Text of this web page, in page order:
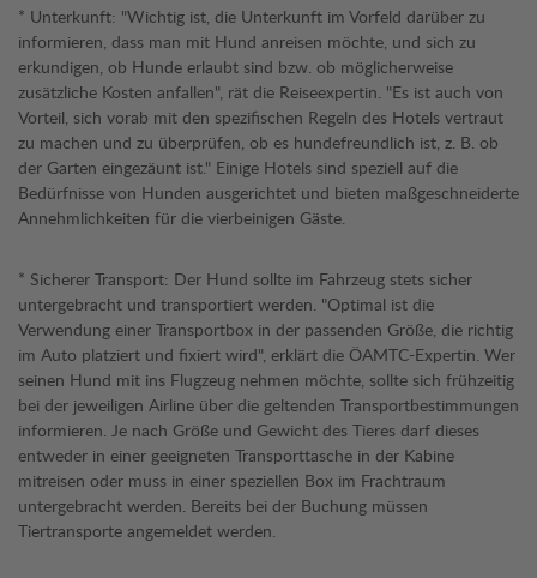
* Unterkunft: "Wichtig ist, die Unterkunft im Vorfeld darüber zu
informieren, dass man mit Hund anreisen möchte, und sich zu
erkundigen, ob Hunde erlaubt sind bzw. ob möglicherweise
zusätzliche Kosten anfallen", rät die Reiseexpertin. "Es ist auch von
Vorteil, sich vorab mit den spezifischen Regeln des Hotels vertraut
zu machen und zu überprüfen, ob es hundefreundlich ist, z. B. ob
der Garten eingezäunt ist." Einige Hotels sind speziell auf die
Bedürfnisse von Hunden ausgerichtet und bieten maßgeschneiderte
Annehmlichkeiten für die vierbeinigen Gäste.
* Sicherer Transport: Der Hund sollte im Fahrzeug stets sicher
untergebracht und transportiert werden. "Optimal ist die
Verwendung einer Transportbox in der passenden Größe, die richtig
im Auto platziert und fixiert wird", erklärt die ÖAMTC-Expertin. Wer
seinen Hund mit ins Flugzeug nehmen möchte, sollte sich frühzeitig
bei der jeweiligen Airline über die geltenden Transportbestimmungen
informieren. Je nach Größe und Gewicht des Tieres darf dieses
entweder in einer geeigneten Transporttasche in der Kabine
mitreisen oder muss in einer speziellen Box im Frachtraum
untergebracht werden. Bereits bei der Buchung müssen
Tiertransporte angemeldet werden.